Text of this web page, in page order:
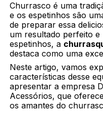
Churrasco é uma
e os espetinhos são
de preparar essa
um resultado perfeito
espetinhos, a
destaca como uma
Neste artigo, vamos
características desse
apresentar a empresa
Acessórios, que
os amantes do